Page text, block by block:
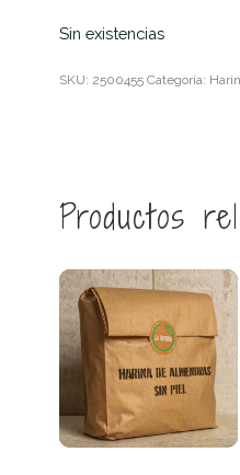
Sin existencias
SKU: 2500455 Categoría:
Productos